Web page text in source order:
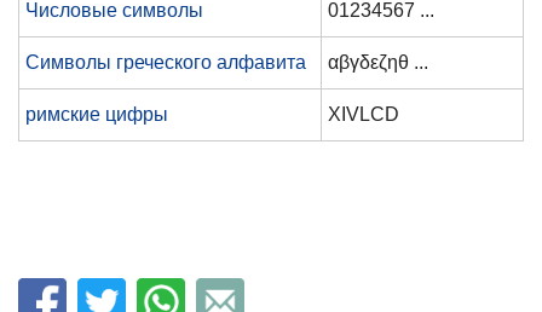
Числовые символы 01234567 ...
Символы греческого алфавита αβγδεζηθ ...
римские цифры XIVLCD